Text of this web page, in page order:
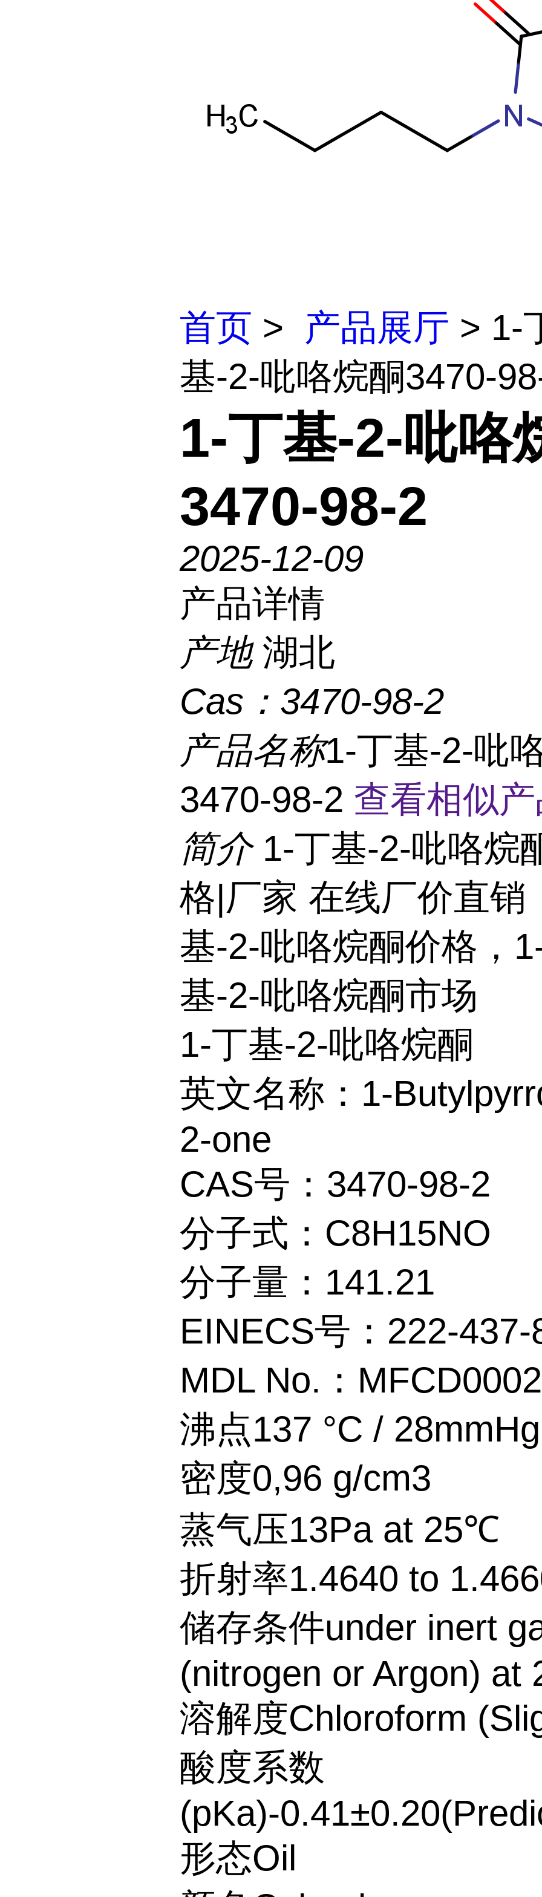
首页 > 产品展厅 > 1-
基-2-吡咯烷酮3470-
1-丁基-2-吡咯
3470-98-2
2025-12-09
产品详情
产地 湖北
Cas： 3470-98-2
产品名称1-丁基-2-吡
3470-98-2 查看相似
简介 1-丁基-2-吡咯烷
格|厂家 在线厂价直销
基-2-吡咯烷酮价格，
基-2-吡咯烷酮市场
1-丁基-2-吡咯烷酮
英文名称：1-
2-one
CAS号：3470-98-2
分子式：C8H15NO
分子量：141.21
EINECS号：222-437-
MDL No.：
沸点137 °C / 28mmHg
密度0,96 g/cm3
蒸气压13Pa at 25℃
折射率1.4640 to
储存条件under inert
(nitrogen or Argon) at
溶解度Chloroform
酸度系数
(pKa)-
形态Oil